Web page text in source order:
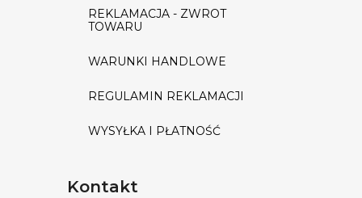
REKLAMACJA - ZWROT
TOWARU
WARUNKI HANDLOWE
REGULAMIN REKLAMACJI
WYSYŁKA I PŁATNOŚĆ
Kontakt